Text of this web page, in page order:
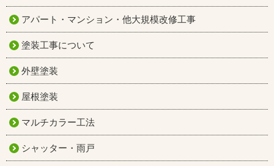
アパート・マンション・他大規模改修工事
塗装工事について
外壁塗装
屋根塗装
マルチカラー工法
シャッター・雨戸